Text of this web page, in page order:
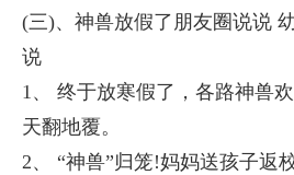
(三)、神兽放假了朋友圈说说
说
1、 终于放寒假了，各路神兽
天翻地覆。
2、 “神兽”归笼!妈妈送孩子返